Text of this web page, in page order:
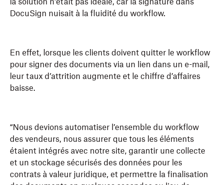
la solution n’était pas idéale, car la signature dans
DocuSign nuisait à la fluidité du workflow.
En effet, lorsque les clients doivent quitter le workflow
pour signer des documents via un lien dans un e-mail,
leur taux d’attrition augmente et le chiffre d’affaires
baisse.
“Nous devions automatiser l’ensemble du workflow
des vendeurs, nous assurer que tous les éléments
étaient intégrés avec notre site, garantir une collecte
et un stockage sécurisés des données pour les
contrats à valeur juridique, et permettre la finalisation